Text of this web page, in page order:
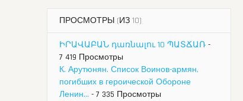
ПРОСМОТРЫ (ИЗ 10)
ԻՐԱՎԱԲԱՆ դառնալու 10 ՊԱՏՃԱՌ -
7 419 Просмотры
К. Арутюнян. Список Воинов-армян,
погибших в героической Обороне
Ленин... - 7 335 Просмотры